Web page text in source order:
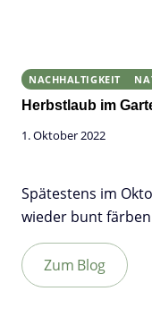
NACHHALTIGKEIT
Herbstlaub im
1. Oktober 2022
Spätestens im
wieder bunt
Zum Blog